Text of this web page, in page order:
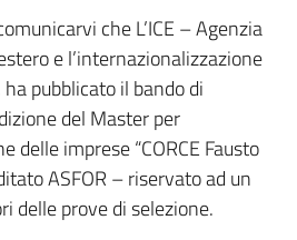
che L’ICE – Agenzia
e l’internazionalizzazione
pubblicato il bando di
del Master per
delle imprese “CORCE Fausto
ASFOR – riservato ad un
delle prove di selezione.